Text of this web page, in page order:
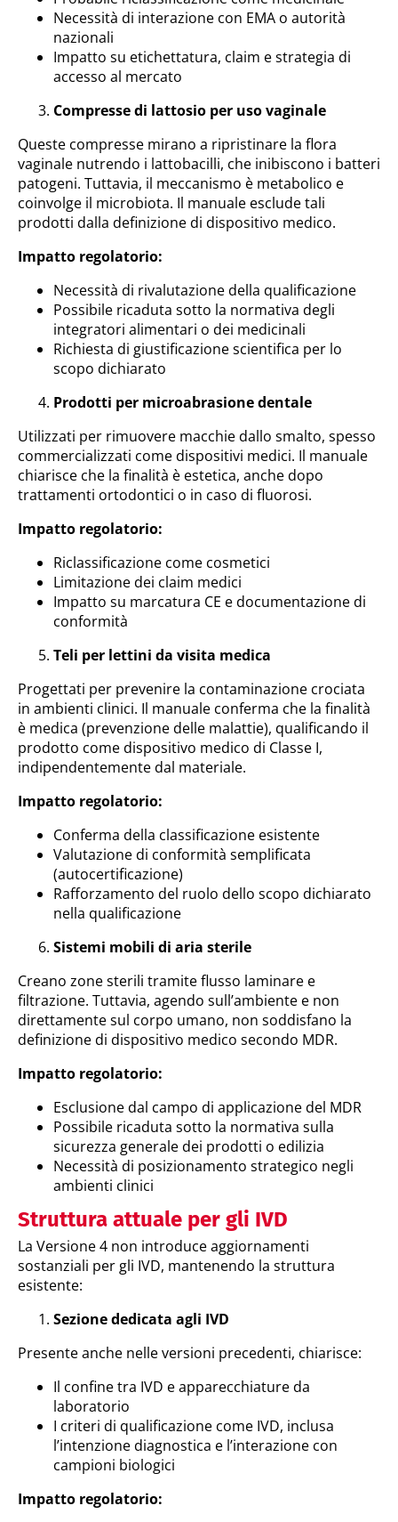
Necessità di interazione con EMA o autorità
nazionali
Impatto su etichettatura, claim e strategia di
accesso al mercato
Compresse di lattosio per uso vaginale
Queste compresse mirano a ripristinare la flora
vaginale nutrendo i lattobacilli, che inibiscono i batteri
patogeni. Tuttavia, il meccanismo è metabolico e
coinvolge il microbiota. Il manuale esclude tali
prodotti dalla definizione di dispositivo medico.
Impatto regolatorio:
Necessità di rivalutazione della qualificazione
Possibile ricaduta sotto la normativa degli
integratori alimentari o dei medicinali
Richiesta di giustificazione scientifica per lo
scopo dichiarato
Prodotti per microabrasione dentale
Utilizzati per rimuovere macchie dallo smalto, spesso
commercializzati come dispositivi medici. Il manuale
chiarisce che la finalità è estetica, anche dopo
trattamenti ortodontici o in caso di fluorosi.
Impatto regolatorio:
Riclassificazione come cosmetici
Limitazione dei claim medici
Impatto su marcatura CE e documentazione di
conformità
Teli per lettini da visita medica
Progettati per prevenire la contaminazione crociata
in ambienti clinici. Il manuale conferma che la finalità
è medica (prevenzione delle malattie), qualificando il
prodotto come dispositivo medico di Classe I,
indipendentemente dal materiale.
Impatto regolatorio:
Conferma della classificazione esistente
Valutazione di conformità semplificata
(autocertificazione)
Rafforzamento del ruolo dello scopo dichiarato
nella qualificazione
Sistemi mobili di aria sterile
Creano zone sterili tramite flusso laminare e
filtrazione. Tuttavia, agendo sull’ambiente e non
direttamente sul corpo umano, non soddisfano la
definizione di dispositivo medico secondo MDR.
Impatto regolatorio:
Esclusione dal campo di applicazione del MDR
Possibile ricaduta sotto la normativa sulla
sicurezza generale dei prodotti o edilizia
Necessità di posizionamento strategico negli
ambienti clinici
Struttura attuale per gli IVD
La Versione 4 non introduce aggiornamenti
sostanziali per gli IVD, mantenendo la struttura
esistente:
Sezione dedicata agli IVD
Presente anche nelle versioni precedenti, chiarisce:
Il confine tra IVD e apparecchiature da
laboratorio
I criteri di qualificazione come IVD, inclusa
l’intenzione diagnostica e l’interazione con
campioni biologici
Impatto regolatorio: